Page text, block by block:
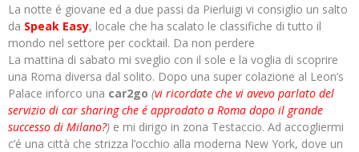
La notte é giovane ed a due passi da Pierluigi vi consiglio un salto
da Speak Easy, locale che ha scalato le classifiche di tutto il
mondo nel settore per cocktail. Da non perdere
La mattina di sabato mi sveglio con il sole e la voglia di scoprire
una Roma diversa dal solito. Dopo una super colazione al Leon’s
Palace inforco una car2go (vi ricordate che vi avevo parlato del
servizio di car sharing che é approdato a Roma dopo il grande
successo di Milano?) e mi dirigo in zona Testaccio. Ad accogliermi
c’é una città che strizza l’occhio alla moderna New York, dove un